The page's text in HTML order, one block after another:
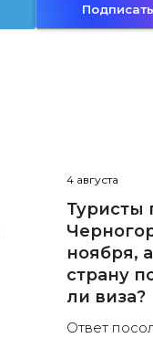
4 августа
Туристы
ноября,
страну
ли виза?
Ответ